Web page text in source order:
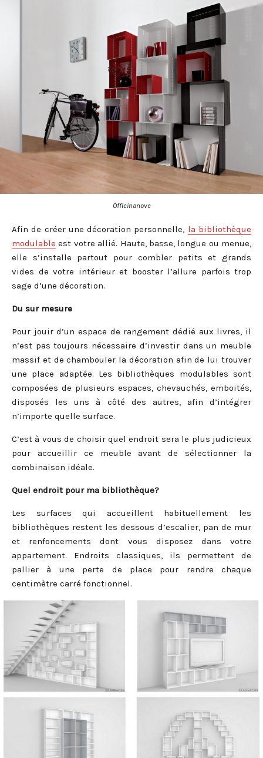
Officinanove
Afin de créer une décoration personnelle, la bibliothèque
modulable est votre allié. Haute, basse, longue ou menue,
elle s’installe partout pour combler petits et grands
vides de votre intérieur et booster l’allure parfois trop
sage d’une décoration.
Du sur mesure
Pour jouir d’un espace de rangement dédié aux livres, il
n’est pas toujours nécessaire d’investir dans un meuble
massif et de chambouler la décoration afin de lui trouver
une place adaptée. Les bibliothèques modulables sont
composées de plusieurs espaces, chevauchés, emboités,
disposés les uns à côté des autres, afin d’intégrer
n’importe quelle surface.
C’est à vous de choisir quel endroit sera le plus judicieux
pour accueillir ce meuble avant de sélectionner la
combinaison idéale.
Quel endroit pour ma bibliothèque?
Les surfaces qui accueillent habituellement les
bibliothèques restent les dessous d’escalier, pan de mur
et renfoncements dont vous disposez dans votre
appartement. Endroits classiques, ils permettent de
pallier à une perte de place pour rendre chaque
centimètre carré fonctionnel.